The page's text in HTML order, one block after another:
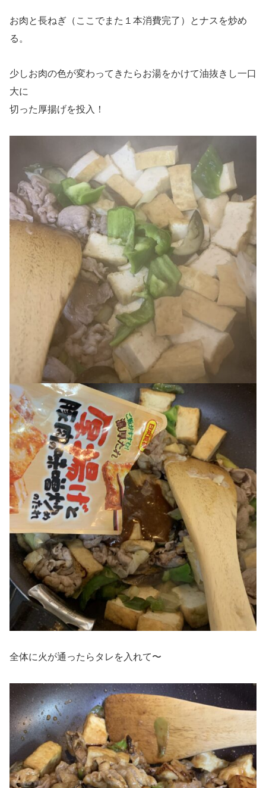
お肉と長ねぎ（ここでまた１本消費完了）とナスを炒め
る。
少しお肉の色が変わってきたらお湯をかけて油抜きし一口
大に
切った厚揚げを投入！
全体に火が通ったらタレを入れて〜